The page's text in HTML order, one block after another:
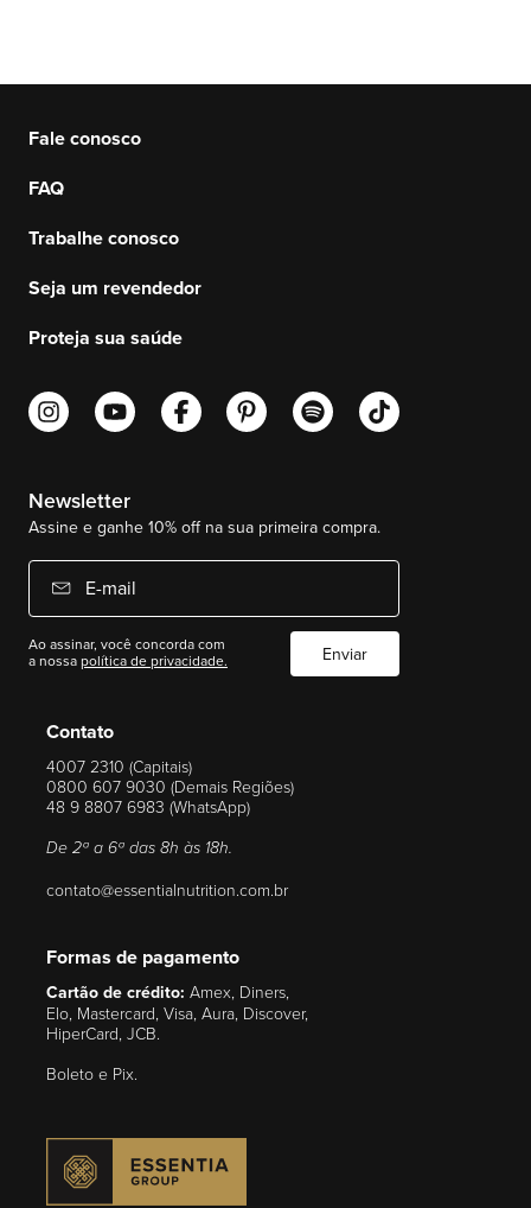
Contato
4007 2310 (Capitais)
0800 607 9030 (Demais Regiões)
48 9 8807 6983 (WhatsApp)
De 2ª a 6ª das 8h às 18h.
contato@essentialnutrition.com.br
Formas de pagamento
Cartão de crédito: Amex, Diners,
Elo, Mastercard, Visa, Aura, Discover,
HiperCard, JCB.
Boleto e Pix.
Fale conosco
FAQ
Trabalhe conosco
Seja um revendedor
Proteja sua saúde
Newsletter
Assine e ganhe 10% off na sua primeira compra.
E-mail
Ao assinar, você concorda com
a nossapolítica de privacidade. Enviar